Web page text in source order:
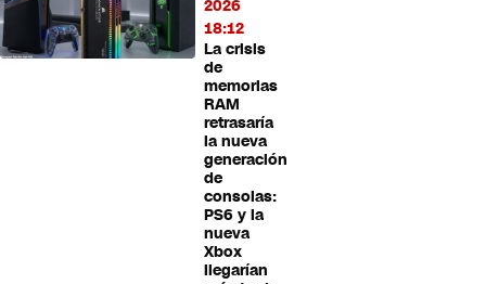
2026
18:12
La crisis
de
memorias
RAM
retrasaría
la nueva
generación
de
consolas:
PS6 y la
nueva
Xbox
llegarían